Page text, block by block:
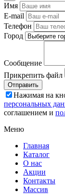
Имя
E-mail
Телефон
Город
Сообщение
Прикрепить файл
Отправить
Нажимая на
персональных
соглашением и
Меню
Главная
Каталог
О нас
Акции
Контакты
Массив